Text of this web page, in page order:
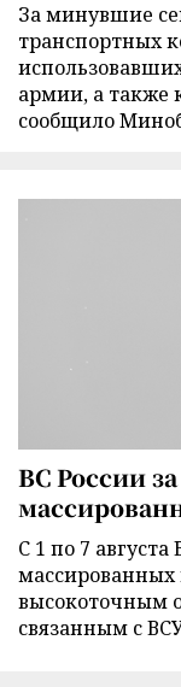
За минувшие
транспортных
армии, а также
сообщило
ВС России
С 1 по 7
массированных
высокоточным
связанным с